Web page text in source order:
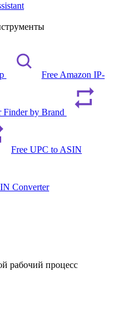
Free Amazon IP-
Finder by Brand
Free UPC to ASIN
Converter
рабочий процесс